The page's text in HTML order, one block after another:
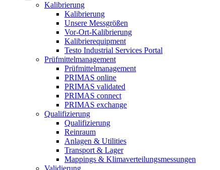
Kalibrierung
Kalibrierung
Unsere Messgrößen
Vor-Ort-Kalibrierung
Kalibrierequipment
Testo Industrial Services Portal
Prüfmittelmanagement
Prüfmittelmanagement
PRIMAS online
PRIMAS validated
PRIMAS connect
PRIMAS exchange
Qualifizierung
Qualifizierung
Reinraum
Anlagen & Utilities
Transport & Lager
Mappings & Klimaverteilungsmessungen
Validierung